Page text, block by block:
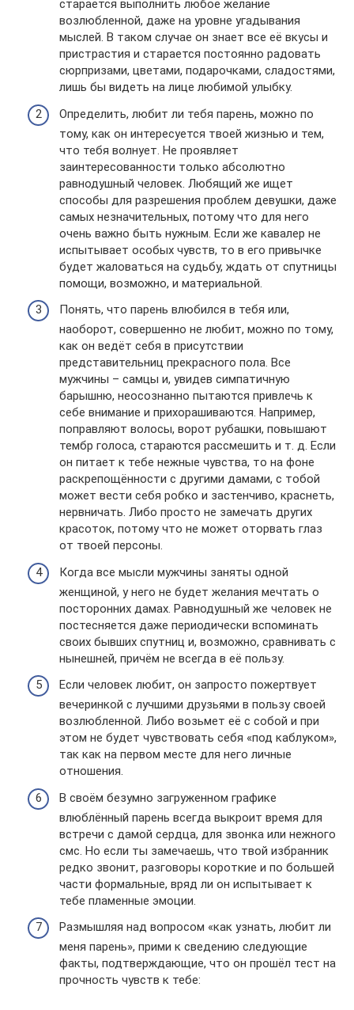
старается выполнить любое желание
возлюбленной, даже на уровне угадывания
мыслей. В таком случае он знает все её вкусы и
пристрастия и старается постоянно радовать
сюрпризами, цветами, подарочками, сладостями,
лишь бы видеть на лице любимой улыбку.
Определить, любит ли тебя парень, можно по
тому, как он интересуется твоей жизнью и тем,
что тебя волнует. Не проявляет
заинтересованности только абсолютно
равнодушный человек. Любящий же ищет
способы для разрешения проблем девушки, даже
самых незначительных, потому что для него
очень важно быть нужным. Если же кавалер не
испытывает особых чувств, то в его привычке
будет жаловаться на судьбу, ждать от спутницы
помощи, возможно, и материальной.
Понять, что парень влюбился в тебя или,
наоборот, совершенно не любит, можно по тому,
как он ведёт себя в присутствии
представительниц прекрасного пола. Все
мужчины – самцы и, увидев симпатичную
барышню, неосознанно пытаются привлечь к
себе внимание и прихорашиваются. Например,
поправляют волосы, ворот рубашки, повышают
тембр голоса, стараются рассмешить и т. д. Если
он питает к тебе нежные чувства, то на фоне
раскрепощённости с другими дамами, с тобой
может вести себя робко и застенчиво, краснеть,
нервничать. Либо просто не замечать других
красоток, потому что не может оторвать глаз
от твоей персоны.
Когда все мысли мужчины заняты одной
женщиной, у него не будет желания мечтать о
посторонних дамах. Равнодушный же человек не
постесняется даже периодически вспоминать
своих бывших спутниц и, возможно, сравнивать с
нынешней, причём не всегда в её пользу.
Если человек любит, он запросто пожертвует
вечеринкой с лучшими друзьями в пользу своей
возлюбленной. Либо возьмет её с собой и при
этом не будет чувствовать себя «под каблуком»,
так как на первом месте для него личные
отношения.
В своём безумно загруженном графике
влюблённый парень всегда выкроит время для
встречи с дамой сердца, для звонка или нежного
смс. Но если ты замечаешь, что твой избранник
редко звонит, разговоры короткие и по большей
части формальные, вряд ли он испытывает к
тебе пламенные эмоции.
Размышляя над вопросом «как узнать, любит ли
меня парень», прими к сведению следующие
факты, подтверждающие, что он прошёл тест на
прочность чувств к тебе: